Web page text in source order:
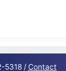
5318 / Contact